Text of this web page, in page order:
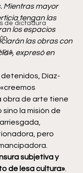
de dictadura
Mientras mayor
tengan las
los espacios
las obras con
expresó en
Díaz-
obra de arte tiene
la misión de
pero
subjetiva y
de lesa cultura»